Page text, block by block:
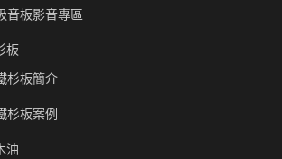
音板影音專區
板
杉板簡介
杉板案例
油